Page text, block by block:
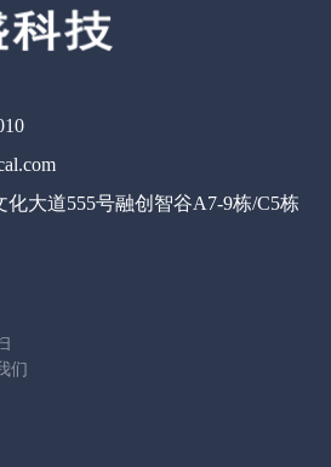
大道555号融创智谷A7-9栋/C5栋
们